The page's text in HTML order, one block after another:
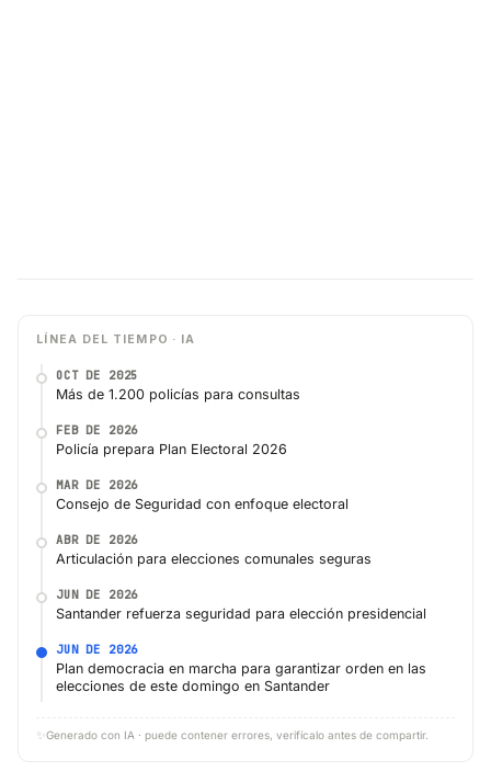
LÍNEA DEL TIEMPO · IA
OCT DE 2025
Más de 1.200 policías para consultas
FEB DE 2026
Policía prepara Plan Electoral 2026
MAR DE 2026
Consejo de Seguridad con enfoque electoral
ABR DE 2026
Articulación para elecciones comunales seguras
JUN DE 2026
Santander refuerza seguridad para elección presidencial
JUN DE 2026
Plan democracia en marcha para garantizar orden en las
elecciones de este domingo en Santander
✨ Generado con IA · puede contener errores, verifícalo antes de compartir.